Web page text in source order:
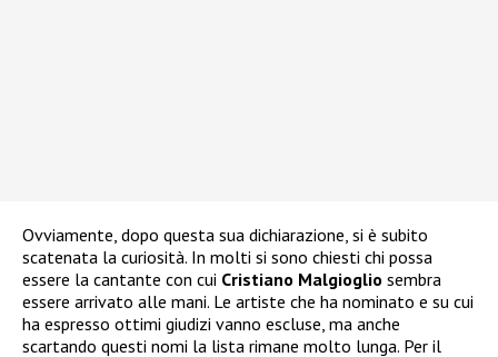
Ovviamente, dopo questa sua dichiarazione, si è subito
scatenata la curiosità. In molti si sono chiesti chi possa
essere la cantante con cui Cristiano Malgioglio sembra
essere arrivato alle mani. Le artiste che ha nominato e su cui
ha espresso ottimi giudizi vanno escluse, ma anche
scartando questi nomi la lista rimane molto lunga. Per il